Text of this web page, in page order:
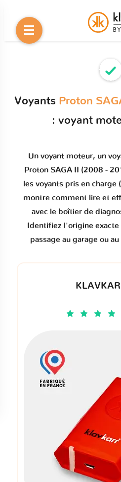
Voyants Proton
: voyant
Un voyant moteur, un
Proton SAGA II (2008 -
les voyants pris en charge
montre comment lire et
avec le boîtier de
Identifiez l'origine
passage au garage ou